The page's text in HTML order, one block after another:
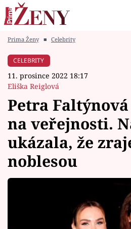
Módní alarm
Témata
Celebrity
Vztahy
Prima Ženy ■ Celebrity
CELEBRITY
11. prosince 2022 18:17
Eliška Reiglová
Petra
na veřejnosti.
ukázala, že
noblesou